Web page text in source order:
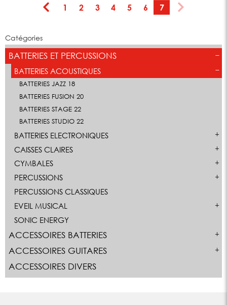
Catégories
BATTERIES ET PERCUSSIONS
BATTERIES ACOUSTIQUES
BATTERIES JAZZ 18
BATTERIES FUSION 20
BATTERIES STAGE 22
BATTERIES STUDIO 22
BATTERIES ELECTRONIQUES
CAISSES CLAIRES
CYMBALES
PERCUSSIONS
PERCUSSIONS CLASSIQUES
EVEIL MUSICAL
SONIC ENERGY
ACCESSOIRES BATTERIES
ACCESSOIRES GUITARES
ACCESSOIRES DIVERS
1 2 3 4 5 6 7